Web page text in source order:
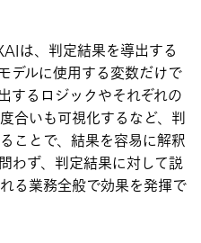
は、判定結果を導出する
デルに使用する変数だけで
するロジックやそれぞれの
合いも可視化するなど、判
ことで、結果を容易に解釈
わず、判定結果に対して説
る業務全般で効果を発揮で